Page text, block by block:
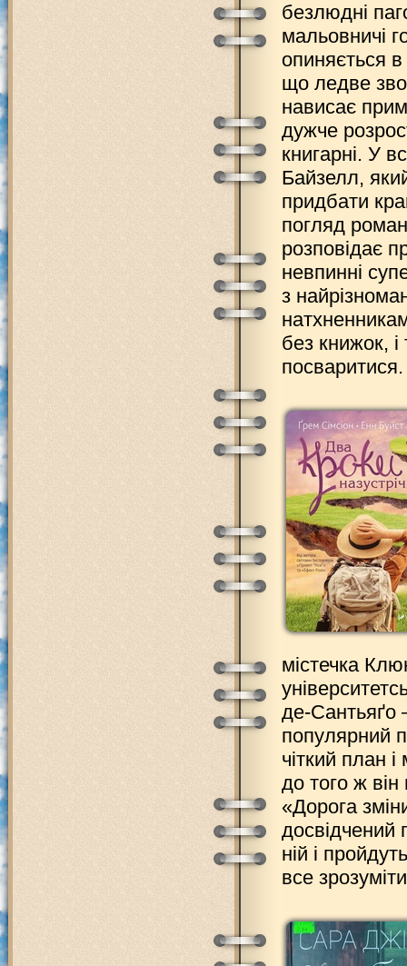
безлюдні
мальовничі
опиняється
що ледве
нависає
дужче
книгарні. У
Байзелл,
придбати
погляд
розповідає
невпинні
з
без книжок,
посваритися.
містечка
де-Сантьяґо
популярний
чіткий план
до того ж
«Дорога
досвідчений
ній і
все